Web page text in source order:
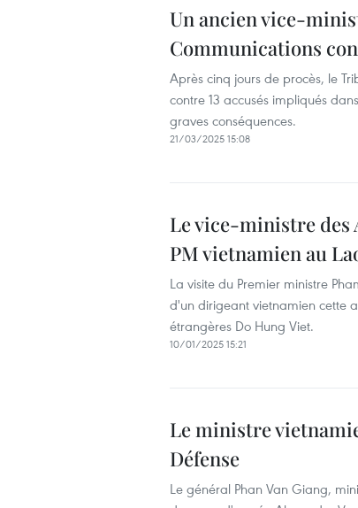
Un ancien vice-
Communications
Après cinq jours de procès, le
contre 13 accusés impliqués
graves conséquences.
21/03/2025 15:08
Le vice-ministre des
PM vietnamien au
La visite du Premier ministre
d'un dirigeant vietnamien cette
étrangères Do Hung Viet.
10/01/2025 15:21
Le ministre
Défense
Le général Phan Van Giang,